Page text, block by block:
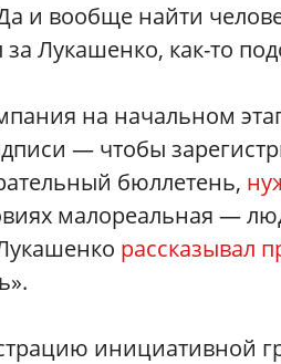
и вообще найти
за Лукашенко, как-то
на начальном
— чтобы
бюллетень,
малореальная —
рассказывал
инициативной